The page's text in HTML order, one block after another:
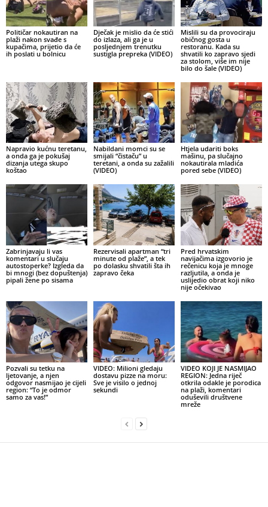
Političar nokautiran na
plaži nakon svađe s
kupačima, prijetio da će
ih poslati u bolnicu
Dječak je mislio da će stići
do izlaza, ali ga je u
posljednjem trenutku
sustigla prepreka (VIDEO)
Mislili su da provociraju
običnog gosta u
restoranu. Kada su
shvatili ko zapravo sjedi
za stolom, više im nije
bilo do šale (VIDEO)
Napravio kućnu teretanu,
a onda ga je pokušaj
dizanja utega skupo
koštao
Nabildani momci su se
smijali “čistaču” u
teretani, a onda su zažalili
(VIDEO)
Htjela udariti boks
mašinu, pa slučajno
nokautirala mladića
pored sebe (VIDEO)
Zabrinjavaju li vas
komentari u slučaju
autostoperke? Izgleda da
bi mnogi (bez dopuštenja)
pipali žene po sisama
Rezervisali apartman “tri
minute od plaže”, a tek
po dolasku shvatili šta ih
zapravo čeka
Pred hrvatskim
navijačima izgovorio je
rečenicu koja je mnoge
razljutila, a onda je
uslijedio obrat koji niko
nije očekivao
Pozvali su tetku na
ljetovanje, a njen
odgovor nasmijao je cijeli
region: “To je odmor
samo za vas!”
VIDEO: Milioni gledaju
dostavu pizze na moru:
Sve je visilo o jednoj
sekundi
VIDEO KOJI JE NASMIJAO
REGION: Jedna riječ
otkrila odakle je porodica
na plaži, komentari
oduševili društvene
mreže